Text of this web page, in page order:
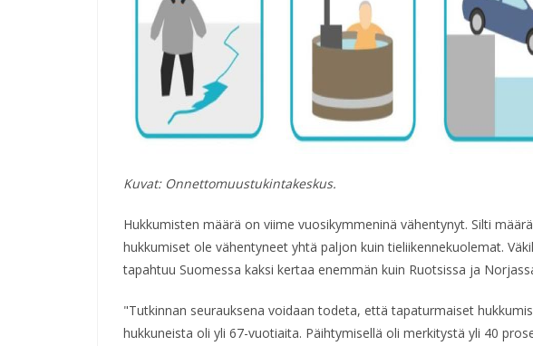
Kuvat: Onnettomuustukintakeskus.
Hukkumisten määrä on viime vuosikymmeninä vähentynyt. Silti
hukkumiset ole vähentyneet yhtä paljon kuin tieliikennekuolemat.
tapahtuu Suomessa kaksi kertaa enemmän kuin Ruotsissa ja
"Tutkinnan seurauksena voidaan todeta, että tapaturmaiset
hukkuneista oli yli 67-vuotiaita. Päihtymisellä oli merkitystä yli 40